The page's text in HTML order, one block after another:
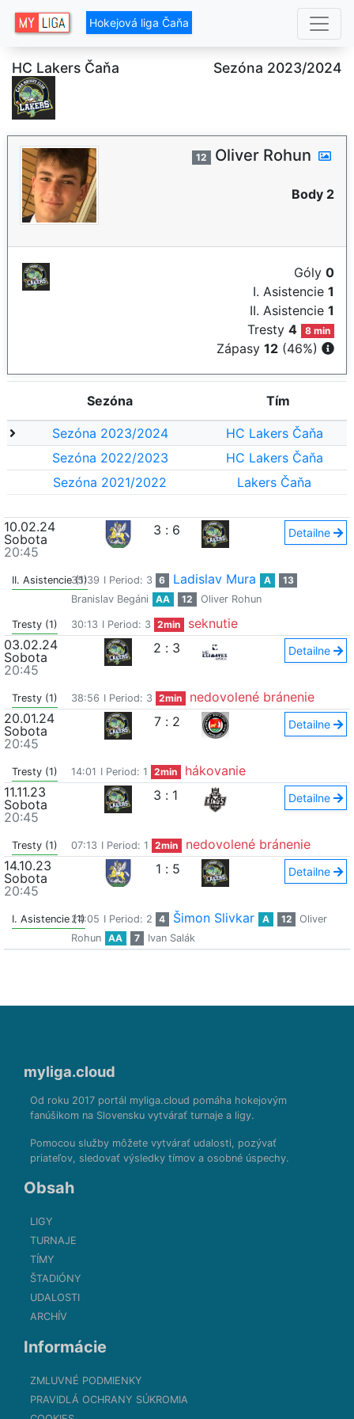
Hokejová liga Čaňa
HC Lakers Čaňa Sezóna 2023/2024
12 Oliver Rohun
Body 2
Góly 0
I. Asistencie 1
II. Asistencie 1
Tresty4 8 min
Zápasy 12 (46%)
Sezóna Tím
Sezóna 2023/2024
HC Lakers Čaňa
Sezóna 2022/2023
HC Lakers Čaňa
Sezóna 2021/2022
Lakers Čaňa
10.02.24
Sobota
20:45
3 : 6 Detailne
II. Asistencie (1)
35:39 I Period: 3 6 Ladislav Mura A
13
Branislav Begáni
AA 12 Oliver Rohun
Tresty (1) 30:13 I Period: 3 2min
seknutie
03.02.24
Sobota
20:45
2 : 3 Detailne
Tresty (1) 38:56 I Period: 3 2min
nedovolené bránenie
20.01.24
Sobota
20:45
7 : 2 Detailne
Tresty (1) 14:01 I Period: 1 2min
hákovanie
11.11.23
Sobota
20:45
3 : 1 Detailne
Tresty (1) 07:13 I Period: 1 2min
nedovolené bránenie
14.10.23
Sobota
20:45
1 : 5 Detailne
I. Asistencie (1)24:05 I Period: 2 4 Šimon Slivkar A 12
Oliver
Rohun
AA 7 Ivan Salák
myliga.cloud
Od roku 2017 portál myliga.cloud pomáha hokejovým
fanúšikom na Slovensku vytvárať turnaje a ligy.
Pomocou služby môžete vytvárať udalosti, pozývať
priateľov, sledovať výsledky tímov a osobné úspechy.
Obsah
LIGY
TURNAJE
TÍMY
ŠTADIÓNY
UDALOSTI
ARCHÍV
Informácie
ZMLUVNÉ PODMIENKY
PRAVIDLÁ OCHRANY SÚKROMIA